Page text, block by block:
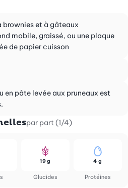
brownies et à gâteaux
mobile, graissé, ou une plaque
de papier cuisson
en pâte levée aux pruneaux est
par part (1/4)
Glucides
19 g
Protéines
4 g